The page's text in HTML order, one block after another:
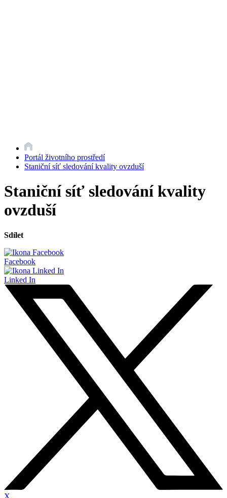
Portál životního prostředí
Staniční síť sledování kvality ovzduší
Staniční síť sledování kvality
ovzduší
Sdílet
Facebook
Linked In